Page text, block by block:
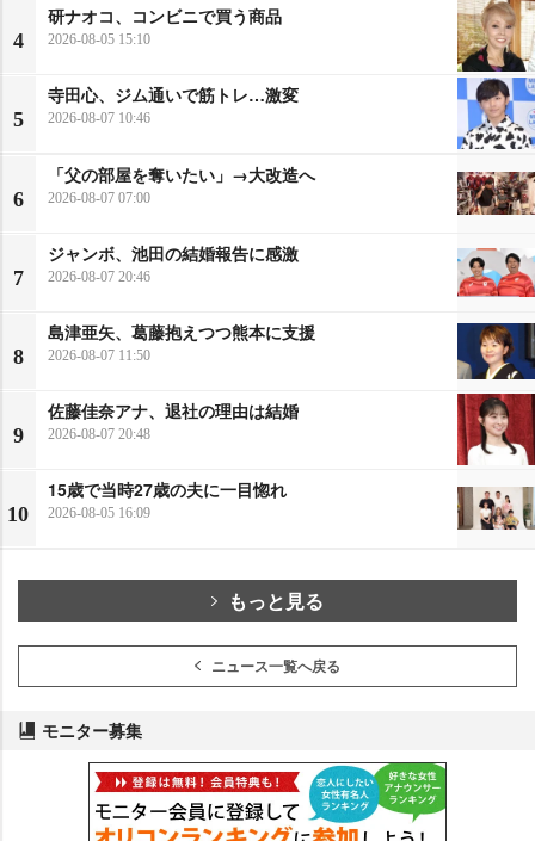
4
研ナオコ、コンビニで買う商品
2026-08-05 15:10
5
寺田心、ジム通いで筋トレ…激変
2026-08-07 10:46
6
「父の部屋を奪いたい」→大改造へ
2026-08-07 07:00
7
ジャンボ、池田の結婚報告に感激
2026-08-07 20:46
8
島津亜矢、葛藤抱えつつ熊本に支援
2026-08-07 11:50
9
佐藤佳奈アナ、退社の理由は結婚
2026-08-07 20:48
10
15歳で当時27歳の夫に一目惚れ
2026-08-05 16:09
もっと見る
ニュース一覧へ戻る
モニター募集